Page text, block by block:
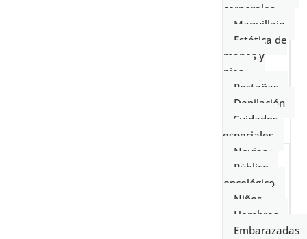
corporales
Maquillaje
Estética de
manos y
pies
Pestañas
Depilación
Cuidados
especiales
Novias
Público
oncológico
Niños
Hombres
Embarazadas